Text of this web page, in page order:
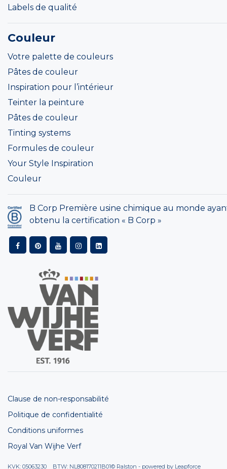
Labels de qualité
Couleur
Votre palette de couleurs
Pâtes de couleur
Inspiration pour l’intérieur
Teinter la peinture
Pâtes de couleur
Tinting systems
Formules de couleur
Your Style Inspiration
Couleur
B Corp Première usine chimique au monde
obtenu la certification « B Corp »
Clause de non-responsabilité
Politique de confidentialité
Conditions uniformes
Royal Van Wijhe Verf
KVK: 05063230 BTW: NL808170211B01© Ralston - powered by Leapforce